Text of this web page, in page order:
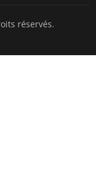
réservés.